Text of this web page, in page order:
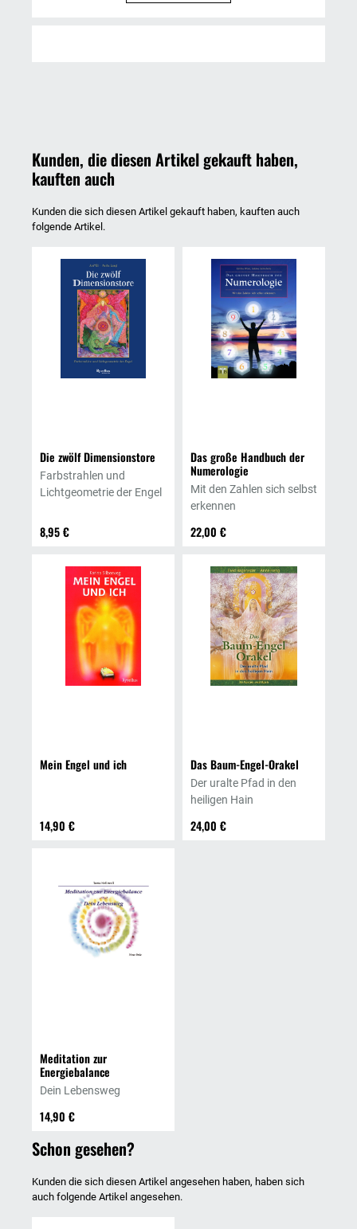
Kunden, die diesen Artikel gekauft haben,
kauften auch
Kunden die sich diesen Artikel gekauft haben, kauften auch
folgende Artikel.
Die zwölf Dimensionstore
8,95 €
Farbstrahlen und
Lichtgeometrie der Engel
Das große Handbuch der
Numerologie
22,00 €
Mit den Zahlen sich selbst
erkennen
Mein Engel und ich
14,90 €
Das Baum-Engel-Orakel
24,00 €
Der uralte Pfad in den
heiligen Hain
Meditation zur
Energiebalance
14,90 €
Dein Lebensweg
Schon gesehen?
Kunden die sich diesen Artikel angesehen haben, haben sich
auch folgende Artikel angesehen.